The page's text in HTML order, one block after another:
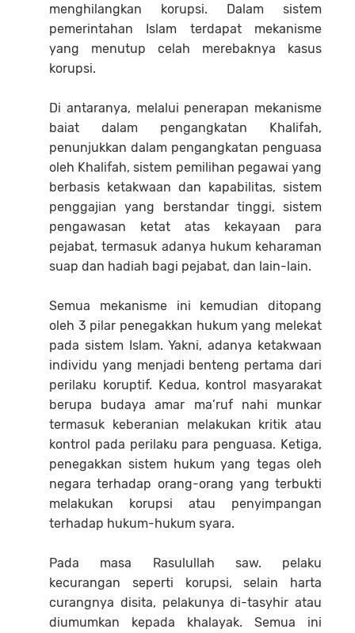
menghilangkan korupsi. Dalam sistem
pemerintahan Islam terdapat mekanisme
yang menutup celah merebaknya kasus
korupsi.
Di antaranya, melalui penerapan mekanisme
baiat dalam pengangkatan Khalifah,
penunjukkan dalam pengangkatan penguasa
oleh Khalifah, sistem pemilihan pegawai yang
berbasis ketakwaan dan kapabilitas, sistem
penggajian yang berstandar tinggi, sistem
pengawasan ketat atas kekayaan para
pejabat, termasuk adanya hukum keharaman
suap dan hadiah bagi pejabat, dan lain-lain.
Semua mekanisme ini kemudian ditopang
oleh 3 pilar penegakkan hukum yang melekat
pada sistem Islam. Yakni, adanya ketakwaan
individu yang menjadi benteng pertama dari
perilaku koruptif. Kedua, kontrol masyarakat
berupa budaya amar ma’ruf nahi munkar
termasuk keberanian melakukan kritik atau
kontrol pada perilaku para penguasa. Ketiga,
penegakkan sistem hukum yang tegas oleh
negara terhadap orang-orang yang terbukti
melakukan korupsi atau penyimpangan
terhadap hukum-hukum syara.
Pada masa Rasulullah saw. pelaku
kecurangan seperti korupsi, selain harta
curangnya disita, pelakunya di-tasyhir atau
diumumkan kepada khalayak. Semua ini